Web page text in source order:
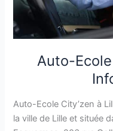
Auto-
Auto-Ecole City’zen à
la ville de Lille et située